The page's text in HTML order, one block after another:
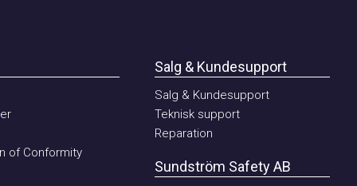
Conformity
Salg & Kundesupport
Salg & Kundesupport
Teknisk support
Reparation
Sundström Safety AB